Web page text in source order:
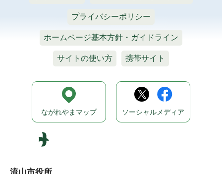
プライバシーポリシー
ホームページ基本方針・ガイドライン
サイトの使い方 携帯サイト
ながれやまマップ ソーシャルメディア